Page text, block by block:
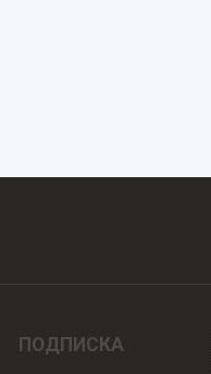
ПОДПИСКА